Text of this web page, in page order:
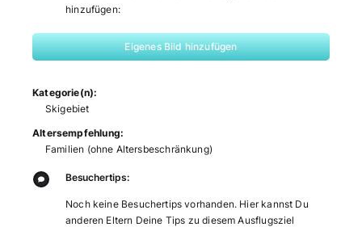
hinzufügen:
Eigenes Bild hinzufügen
Kategorie(n):
Skigebiet
Altersempfehlung:
Familien (ohne Altersbeschränkung)
Besuchertips:
Noch keine Besuchertips vorhanden. Hier kannst Du
anderen Eltern Deine Tips zu diesem Ausflugsziel